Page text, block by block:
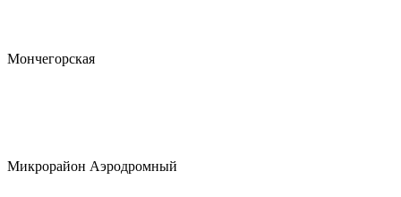
Мончегорская
Микрорайон Аэродромный